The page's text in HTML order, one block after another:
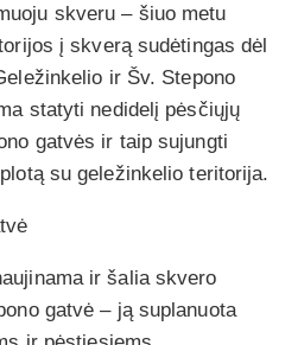
skveru – šiuo metu
į skverą sudėtingas dėl
ir Šv. Stepono
statyti nedidelį pėsčiųjų
gatvės ir taip sujungti
su geležinkelio teritorija.
ir šalia skvero
gatvė – ją suplanuota